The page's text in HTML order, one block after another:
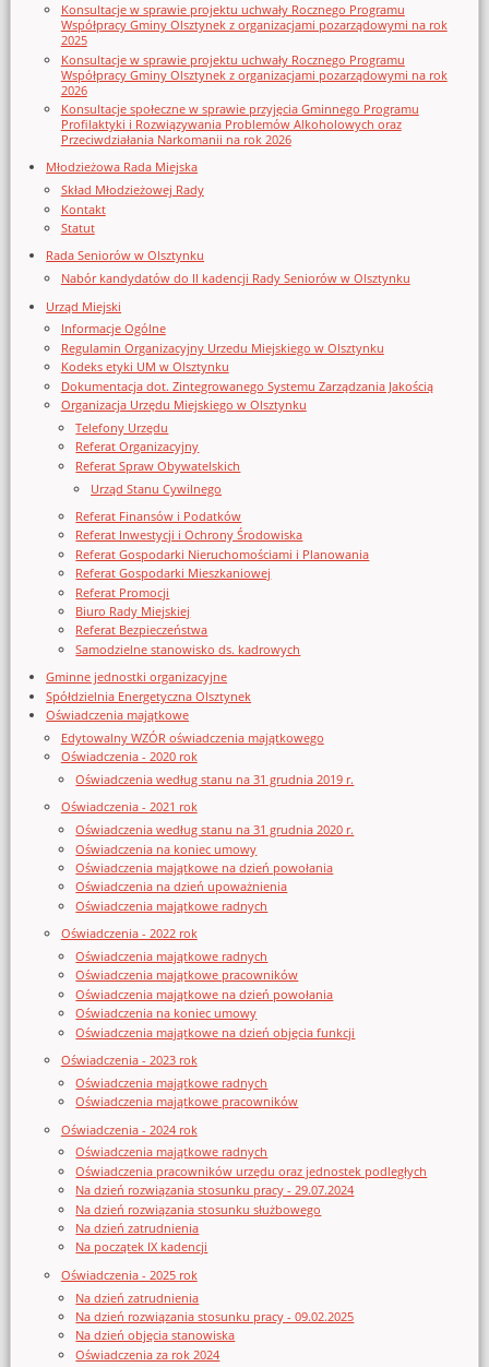
Konsultacje w sprawie projektu uchwały Rocznego Programu
Współpracy Gminy Olsztynek z organizacjami pozarządowymi na rok
2025
Konsultacje w sprawie projektu uchwały Rocznego Programu
Współpracy Gminy Olsztynek z organizacjami pozarządowymi na rok
2026
Konsultacje społeczne w sprawie przyjęcia Gminnego Programu
Profilaktyki i Rozwiązywania Problemów Alkoholowych oraz
Przeciwdziałania Narkomanii na rok 2026
Młodzieżowa Rada Miejska
Skład Młodzieżowej Rady
Kontakt
Statut
Rada Seniorów w Olsztynku
Nabór kandydatów do II kadencji Rady Seniorów w Olsztynku
Urząd Miejski
Informacje Ogólne
Regulamin Organizacyjny Urzedu Miejskiego w Olsztynku
Kodeks etyki UM w Olsztynku
Dokumentacja dot. Zintegrowanego Systemu Zarządzania Jakością
Organizacja Urzędu Miejskiego w Olsztynku
Telefony Urzędu
Referat Organizacyjny
Referat Spraw Obywatelskich
Urząd Stanu Cywilnego
Referat Finansów i Podatków
Referat Inwestycji i Ochrony Środowiska
Referat Gospodarki Nieruchomościami i Planowania
Referat Gospodarki Mieszkaniowej
Referat Promocji
Biuro Rady Miejskiej
Referat Bezpieczeństwa
Samodzielne stanowisko ds. kadrowych
Gminne jednostki organizacyjne
Spółdzielnia Energetyczna Olsztynek
Oświadczenia majątkowe
Edytowalny WZÓR oświadczenia majątkowego
Oświadczenia - 2020 rok
Oświadczenia według stanu na 31 grudnia 2019 r.
Oświadczenia - 2021 rok
Oświadczenia według stanu na 31 grudnia 2020 r.
Oświadczenia na koniec umowy
Oświadczenia majątkowe na dzień powołania
Oświadczenia na dzień upoważnienia
Oświadczenia majątkowe radnych
Oświadczenia - 2022 rok
Oświadczenia majątkowe radnych
Oświadczenia majątkowe pracowników
Oświadczenia majątkowe na dzień powołania
Oświadczenia na koniec umowy
Oświadczenia majątkowe na dzień objęcia funkcji
Oświadczenia - 2023 rok
Oświadczenia majątkowe radnych
Oświadczenia majątkowe pracowników
Oświadczenia - 2024 rok
Oświadczenia majątkowe radnych
Oświadczenia pracowników urzędu oraz jednostek podległych
Na dzień rozwiązania stosunku pracy - 29.07.2024
Na dzień rozwiązania stosunku służbowego
Na dzień zatrudnienia
Na początek IX kadencji
Oświadczenia - 2025 rok
Na dzień zatrudnienia
Na dzień rozwiązania stosunku pracy - 09.02.2025
Na dzień objęcia stanowiska
Oświadczenia za rok 2024